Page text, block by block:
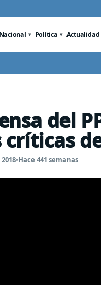
Nacional Política Actualidad
del
•Hace 441 semanas